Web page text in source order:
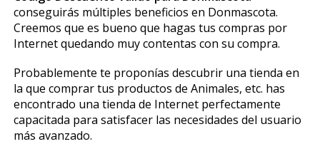
conseguirás múltiples beneficios en Donmascota.
Creemos que es bueno que hagas tus compras por
Internet quedando muy contentas con su compra.
Probablemente te proponías descubrir una tienda en
la que comprar tus productos de Animales, etc. has
encontrado una tienda de Internet perfectamente
capacitada para satisfacer las necesidades del usuario
más avanzado.